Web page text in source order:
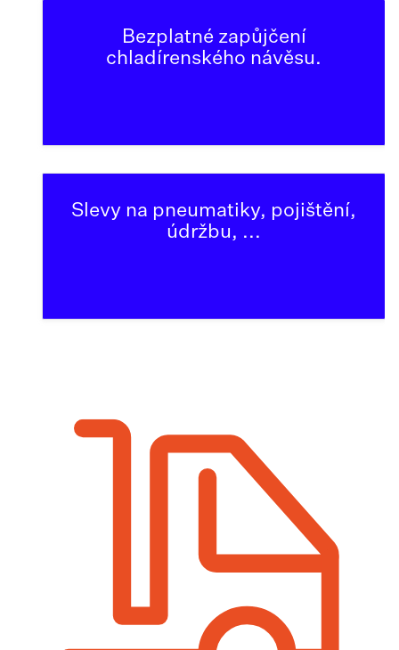
Bezplatné zapůjčení
chladírenského návěsu.
Slevy na pneumatiky, pojištění,
údržbu, ...